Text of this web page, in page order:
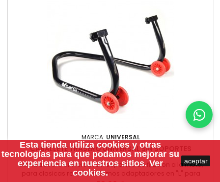
MARCA: UNIVERSAL
CABALLETE TRASERO UNIVERSAL SIN SOPORTES
Stand trasero universal, sin soportes de fijacion a la moto,
para clasicas recomendamos adaptadores en "L" para
Esta tienda utiliza cookies y otras
tecnologías para que podamos mejorar su
experiencia en nuestros sitios.Ver
cookies.
aceptar